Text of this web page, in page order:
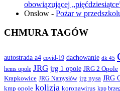
obowiązującej
Onslow - Pożar w
CHMURA TAGÓW
autostrada a4 covid-19 dachowanie dk 45
hems opole JRG jrg 1 opole JRG 2 Opole
Krapkowice JRG Namysłów jrg nysa JRG
kmp opole kolizja koronawirus kpp